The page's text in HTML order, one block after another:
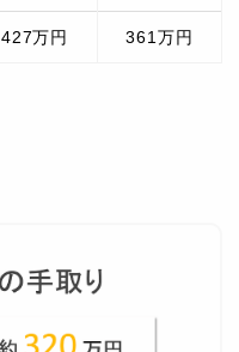
427万円 361万円